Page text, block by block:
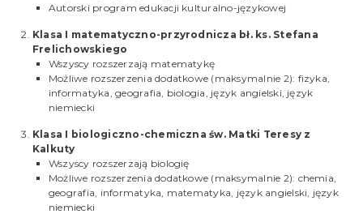
Autorski program edukacji kulturalno-językowej
Klasa I matematyczno-przyrodnicza bł. ks. Stefana
Frelichowskiego
Wszyscy rozszerzają matematykę
Możliwe rozszerzenia dodatkowe (maksymalnie 2): fizyka,
informatyka, geografia, biologia, język angielski, język
niemiecki
Klasa I biologiczno-chemiczna św. Matki Teresy z
Kalkuty
Wszyscy rozszerzają biologię
Możliwe rozszerzenia dodatkowe (maksymalnie 2): chemia,
geografia, informatyka, matematyka, język angielski, język
niemiecki